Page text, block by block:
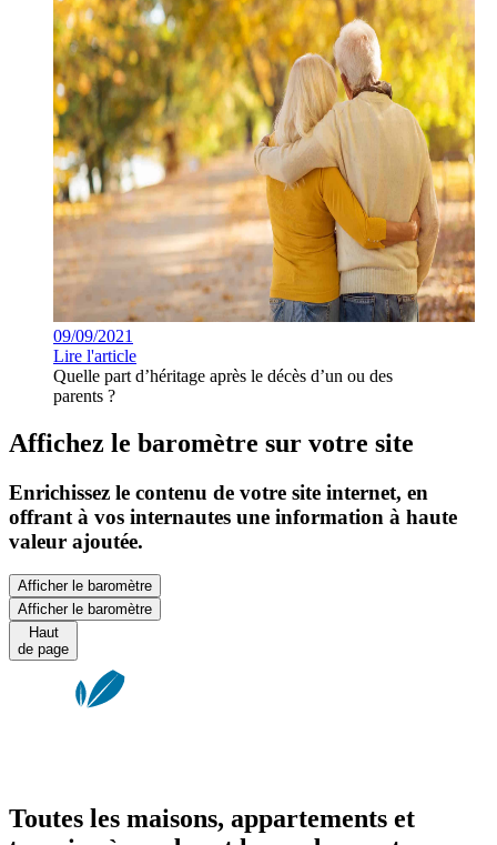
09/09/2021
Lire l'article
Quelle part d’héritage après le décès d’un ou des
parents ?
Affichez le baromètre sur votre site
Enrichissez le contenu de votre site internet, en
offrant à vos internautes une information à haute
valeur ajoutée.
Afficher le baromètre
Afficher le baromètre
Haut
de page
Toutes les maisons, appartements et